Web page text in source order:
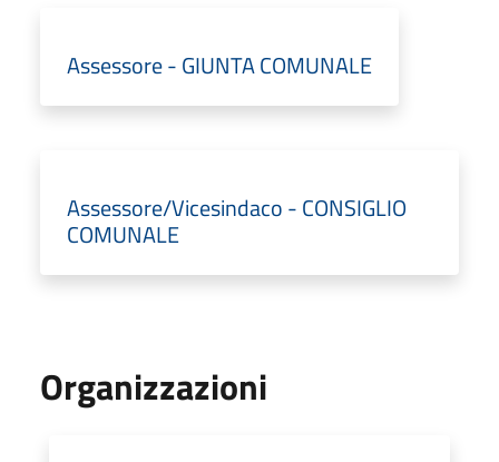
Assessore - GIUNTA COMUNALE
Assessore/Vicesindaco - CONSIGLIO
COMUNALE
Organizzazioni